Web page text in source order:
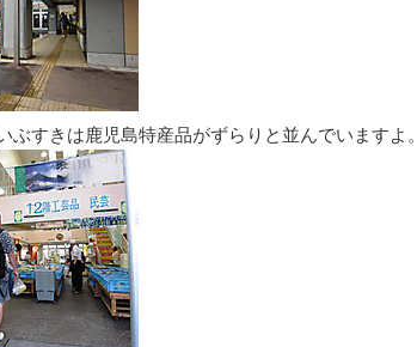
ぶすきは鹿児島特産品がずらりと並んでいますよ。